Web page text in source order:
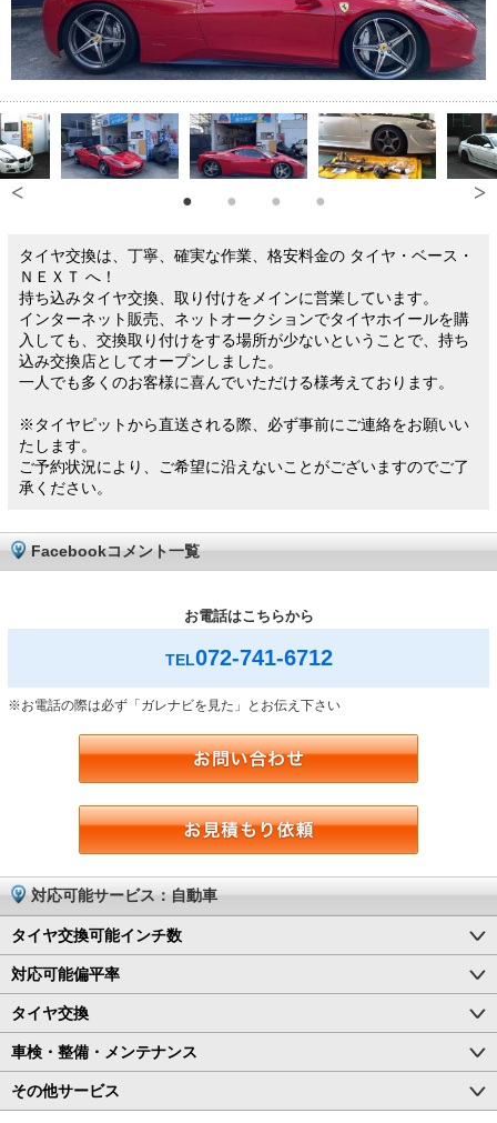
タイヤ交換は、丁寧、確実な作業、格安料金の タイヤ・ベース・
ＮＥＸＴ へ！
持ち込みタイヤ交換、取り付けをメインに営業しています。
インターネット販売、ネットオークションでタイヤホイールを購
入しても、交換取り付けをする場所が少ないということで、持ち
込み交換店としてオープンしました。
一人でも多くのお客様に喜んでいただける様考えております。
※タイヤピットから直送される際、必ず事前にご連絡をお願いい
たします。
ご予約状況により、ご希望に沿えないことがございますのでご了
承ください。
Facebookコメント一覧
お電話はこちらから
TEL072-741-6712
※お電話の際は必ず「ガレナビを見た」とお伝え下さい
対応可能サービス：自動車
タイヤ交換可能インチ数
対応可能偏平率
タイヤ交換
車検・整備・メンテナンス
その他サービス